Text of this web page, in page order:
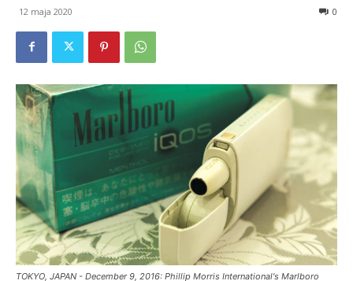
12 maja 2020 0
TOKYO, JAPAN - December 9, 2016: Phillip Morris International's Marlboro